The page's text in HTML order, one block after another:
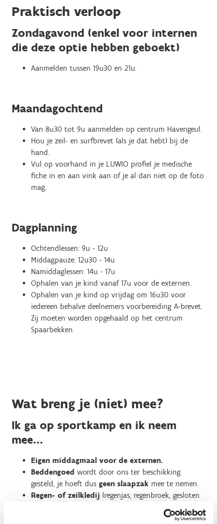
Praktisch verloop
Zondagavond (enkel voor internen
die deze optie hebben geboekt)
Aanmelden tussen 19u30 en 21u.
Maandagochtend
Van 8u30 tot 9u aanmelden op centrum Havengeul.
Hou je zeil- en surfbrevet (als je dat hebt) bij de
hand.
Vul op voorhand in je LUWIO profiel je medische
fiche in en aan vink aan of je al dan niet op de foto
mag.
Dagplanning
Ochtendlessen: 9u - 12u
Middagpauze: 12u30 - 14u
Namiddaglessen: 14u - 17u
Ophalen van je kind vanaf 17u voor de externen.
Ophalen van je kind op vrijdag om 16u30 voor
iedereen behalve deelnemers voorbereiding A-brevet.
Zij moeten worden opgehaald op het centrum
Spaarbekken.
Wat breng je (niet) mee?
Ik ga op sportkamp en ik neem
mee...
Eigen middagmaal voor de externen.
Beddengoed wordt door ons ter beschikking
gesteld, je hoeft dus geen slaapzak mee te nemen.
Regen- of zeilkledij (regenjas, regenbroek, gesloten
reservekledij, douchegerief en handdoek.